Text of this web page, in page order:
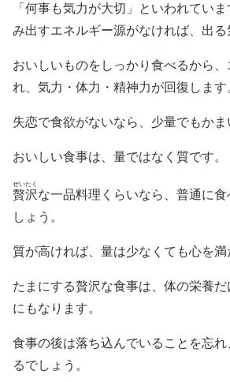
「何事も気力が大切」といわれてい
み出すエネルギー源がなければ、出る
おいしいものをしっかり食べるから
れ、気力・体力・精神力が回復します
失恋で食欲がないなら、少量でもかま
おいしい食事は、量ではなく質です。
贅沢
ぜいたく
な一品料理くらいなら、普通に
しょう。
質が高ければ、量は少なくても心を満
たまにする贅沢な食事は、体の栄養
にもなります。
食事の後は落ち込んでいることを忘
るでしょう。